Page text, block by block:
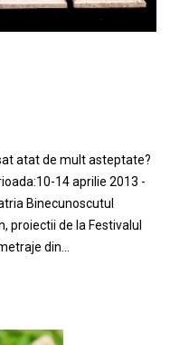
atat de mult asteptate?
14 aprilie 2013 -
Binecunoscutul
proiectii de la Festivalul
din...